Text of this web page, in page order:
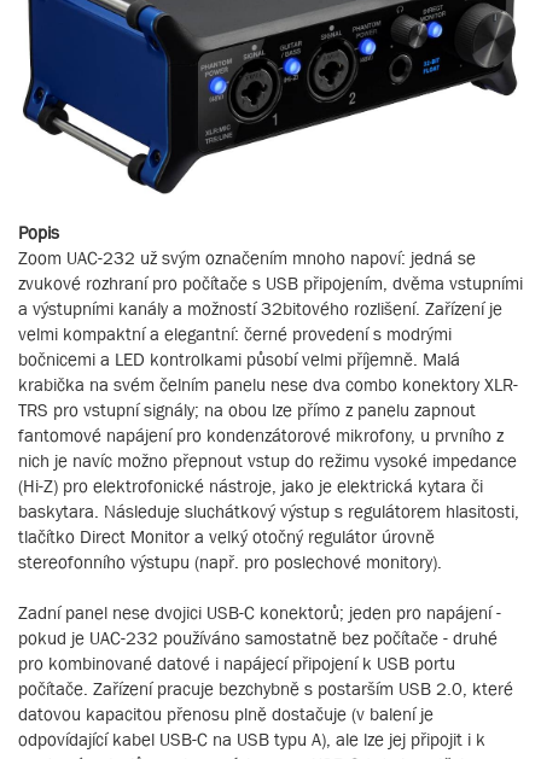
Popis
Zoom UAC-232 už svým označením mnoho napoví: jedná se
zvukové rozhraní pro počítače s USB připojením, dvěma vstupními
a výstupními kanály a možností 32bitového rozlišení. Zařízení je
velmi kompaktní a elegantní: černé provedení s modrými
bočnicemi a LED kontrolkami působí velmi příjemně. Malá
krabička na svém čelním panelu nese dva combo konektory XLR-
TRS pro vstupní signály; na obou lze přímo z panelu zapnout
fantomové napájení pro kondenzátorové mikrofony, u prvního z
nich je navíc možno přepnout vstup do režimu vysoké impedance
(Hi-Z) pro elektrofonické nástroje, jako je elektrická kytara či
baskytara. Následuje sluchátkový výstup s regulátorem hlasitosti,
tlačítko Direct Monitor a velký otočný regulátor úrovně
stereofonního výstupu (např. pro poslechové monitory).
Zadní panel nese dvojici USB-C konektorů; jeden pro napájení -
pokud je UAC-232 používáno samostatně bez počítače - druhé
pro kombinované datové i napájecí připojení k USB portu
počítače. Zařízení pracuje bezchybně s postarším USB 2.0, které
datovou kapacitou přenosu plně dostačuje (v balení je
odpovídající kabel USB-C na USB typu A), ale lze jej připojit i k